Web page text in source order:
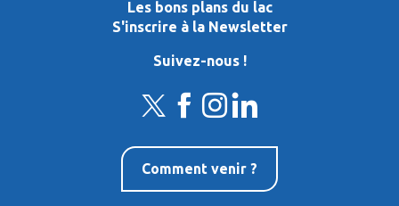
Les bons plans du lac
S'inscrire à la Newsletter
Suivez-nous !
Comment venir ?